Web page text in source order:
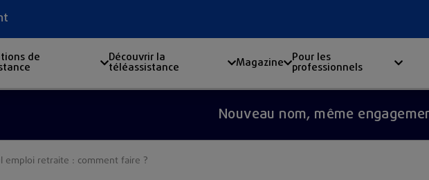
de Découvrir la
téléassistance Magazine Pour les
professionnels
Nouveau nom, même engagement :
emploi retraite : comment faire ?